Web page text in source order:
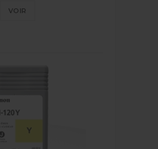
VOIR